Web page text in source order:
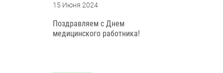
15 Июня 2024
Поздравляем с Днем
медицинского работника!